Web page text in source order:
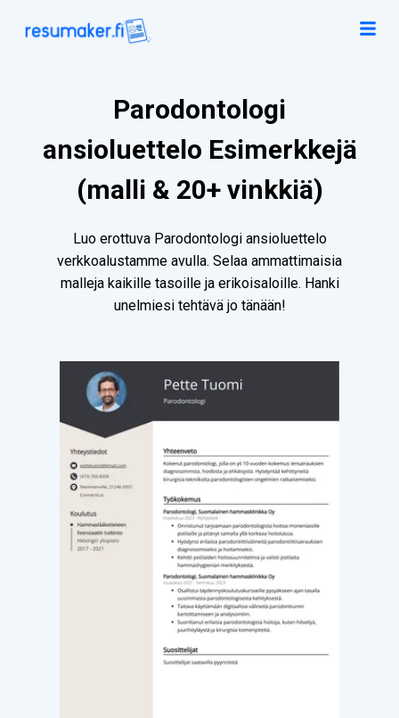
Parodontologi
ansioluettelo Esimerkkejä
(malli & 20+ vinkkiä)
Luo erottuva Parodontologi ansioluettelo
verkkoalustamme avulla. Selaa ammattimaisia
malleja kaikille tasoille ja erikoisaloille. Hanki
unelmiesi tehtävä jo tänään!